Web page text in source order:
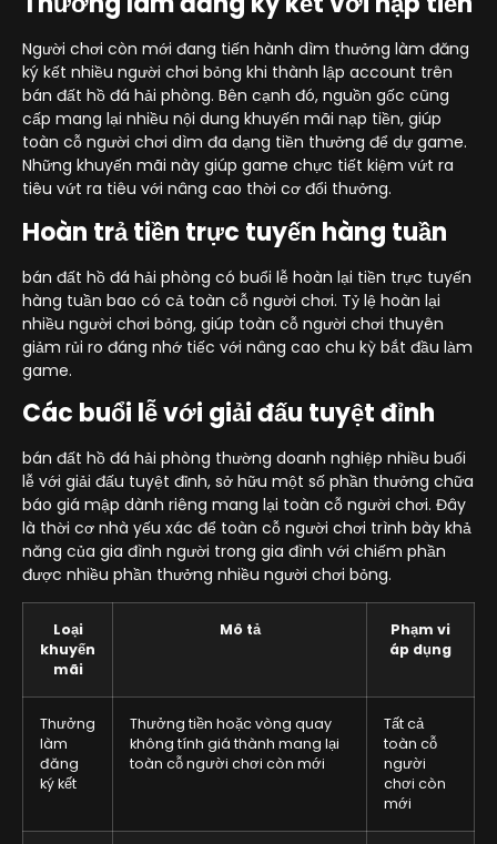
Người chơi còn mới đang tiến hành dìm thưởng làm đăng
ký kết nhiều người chơi bỏng khi thành lập account trên
bán đất hồ đá hải phòng. Bên cạnh đó, nguồn gốc cũng
cấp mang lại nhiều nội dung khuyến mãi nạp tiền, giúp
toàn cỗ người chơi dìm đa dạng tiền thưởng để dự game.
Những khuyến mãi này giúp game chực tiết kiệm vứt ra
tiêu vứt ra tiêu với nâng cao thời cơ đổi thưởng.
Hoàn trả tiền trực tuyến hàng tuần
bán đất hồ đá hải phòng có buổi lễ hoàn lại tiền trực tuyến
hàng tuần bao có cả toàn cỗ người chơi. Tỷ lệ hoàn lại
nhiều người chơi bỏng, giúp toàn cỗ người chơi thuyên
giảm rủi ro đáng nhớ tiếc với nâng cao chu kỳ bắt đầu làm
game.
Các buổi lễ với giải đấu tuyệt đỉnh
bán đất hồ đá hải phòng thường doanh nghiệp nhiều buổi
lễ với giải đấu tuyệt đỉnh, sở hữu một số phần thưởng chữa
báo giá mập dành riêng mang lại toàn cỗ người chơi. Đây
là thời cơ nhà yếu xác để toàn cỗ người chơi trình bày khả
năng của gia đình người trong gia đình với chiếm phần
được nhiều phần thưởng nhiều người chơi bỏng.
Loại
khuyến
mãi
Mô tả
Phạm vi
áp dụng
Thưởng
làm
đăng
ký kết
Thưởng tiền hoặc vòng quay
không tính giá thành mang lại
toàn cỗ người chơi còn mới
Tất cả
toàn cỗ
người
chơi còn
mới